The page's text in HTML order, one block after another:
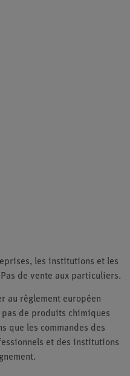
les institutions et les
de vente aux particuliers.
au règlement européen
pas de produits chimiques
que les commandes des
et des institutions